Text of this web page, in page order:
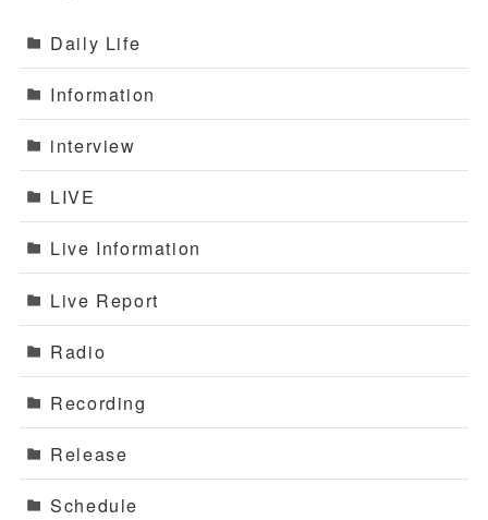
Daily Life
Information
interview
LIVE
Live Information
Live Report
Radio
Recording
Release
Schedule